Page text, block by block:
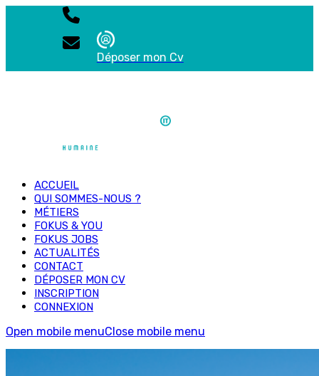
Déposer mon Cv
ACCUEIL
QUI SOMMES-NOUS ?
MÉTIERS
FOKUS & YOU
FOKUS JOBS
ACTUALITÉS
CONTACT
DÉPOSER MON CV
INSCRIPTION
CONNEXION
Open mobile menuClose mobile menu